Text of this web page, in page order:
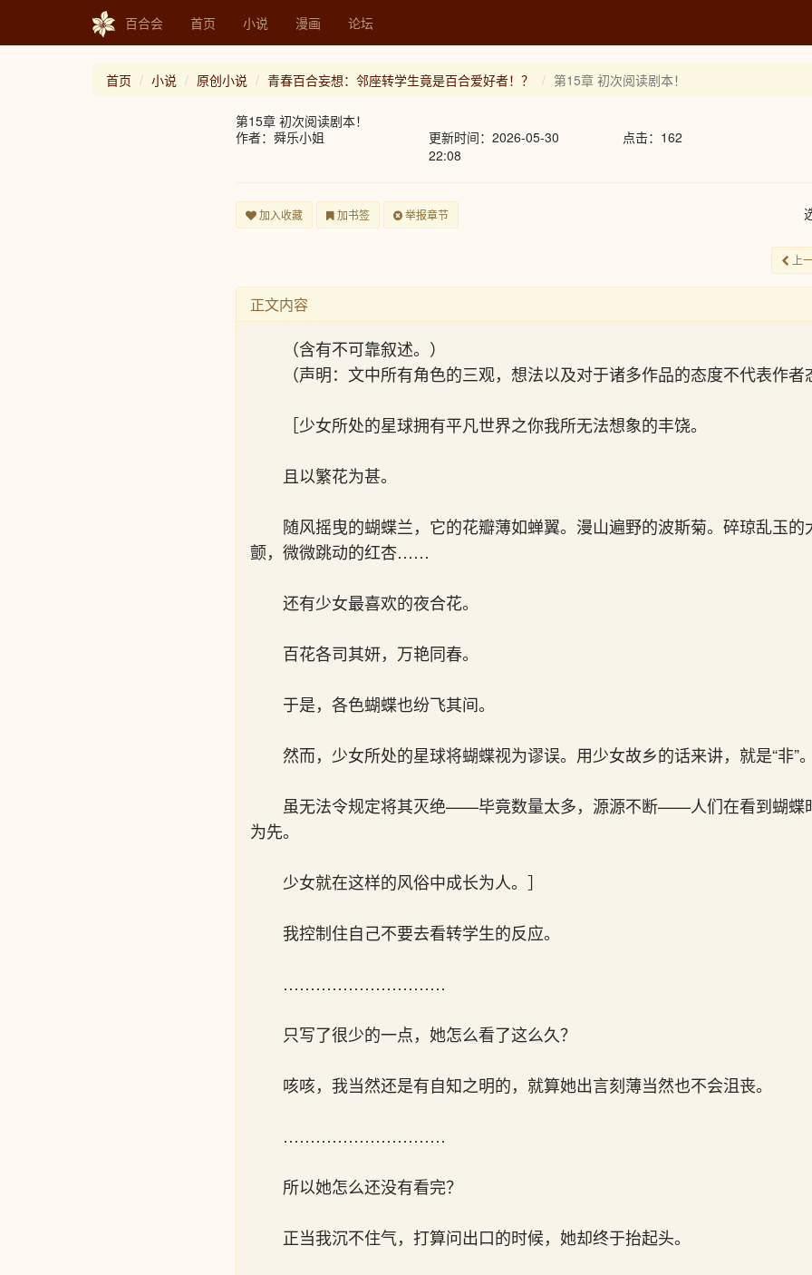
百合会 首页 小说 漫画 论坛
首页 小说 原创小说 青春百合妄想：邻座转学生竟是百合爱好者！？ 第15章 初次阅读剧本！
第15章 初次阅读剧本！
作者：舜乐小姐
更新时间：2026-05-30
22:08
点击：162
加入收藏 加书签 举报章节
上
正文内容
（含有不可靠叙述。）
（声明：文中所有角色的三观，想法以及对于诸多作品的态度不代表作者
［少女所处的星球拥有平凡世界之你我所无法想象的丰饶。
且以繁花为甚。
随风摇曳的蝴蝶兰，它的花瓣薄如蝉翼。漫山遍野的波斯菊。碎琼乱玉
颤，微微跳动的红杏……
还有少女最喜欢的夜合花。
百花各司其妍，万艳同春。
于是，各色蝴蝶也纷飞其间。
然而，少女所处的星球将蝴蝶视为谬误。用少女故乡的话来讲，就是“非”
虽无法令规定将其灭绝——毕竟数量太多，源源不断——人们在看到蝴蝶
为先。
少女就在这样的风俗中成长为人。］
我控制住自己不要去看转学生的反应。
…………………………
只写了很少的一点，她怎么看了这么久？
咳咳，我当然还是有自知之明的，就算她出言刻薄当然也不会沮丧。
…………………………
所以她怎么还没有看完？
正当我沉不住气，打算问出口的时候，她却终于抬起头。